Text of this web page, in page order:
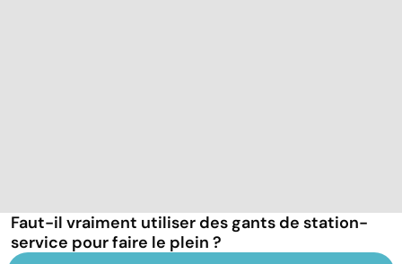
Faut-il vraiment utiliser des gants de station-
service pour faire le plein ?